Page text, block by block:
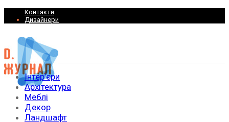
Контакти
Дизайнери
Інтер’єри
Архітектура
Меблі
Декор
Ландшафт